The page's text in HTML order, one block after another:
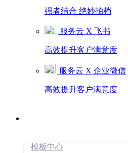
强者结合 绝妙拍档
服务云 X 飞书
高效提升客户满意度
服务云 X 企业微信
高效提升客户满意度
模板中心